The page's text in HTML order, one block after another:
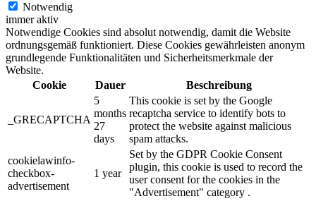
Notwendig
immer aktiv
Notwendige Cookies sind absolut notwendig, damit die Website
ordnungsgemäß funktioniert. Diese Cookies gewährleisten anonym
grundlegende Funktionalitäten und Sicherheitsmerkmale der
Website.
Cookie
Dauer Beschreibung
_GRECAPTCHA
5
months
27
days
This cookie is set by the Google
recaptcha service to identify bots to
protect the website against malicious
spam attacks.
cookielawinfo-
checkbox-
advertisement
1 year
Set by the GDPR Cookie Consent
plugin, this cookie is used to record the
user consent for the cookies in the
"Advertisement" category .